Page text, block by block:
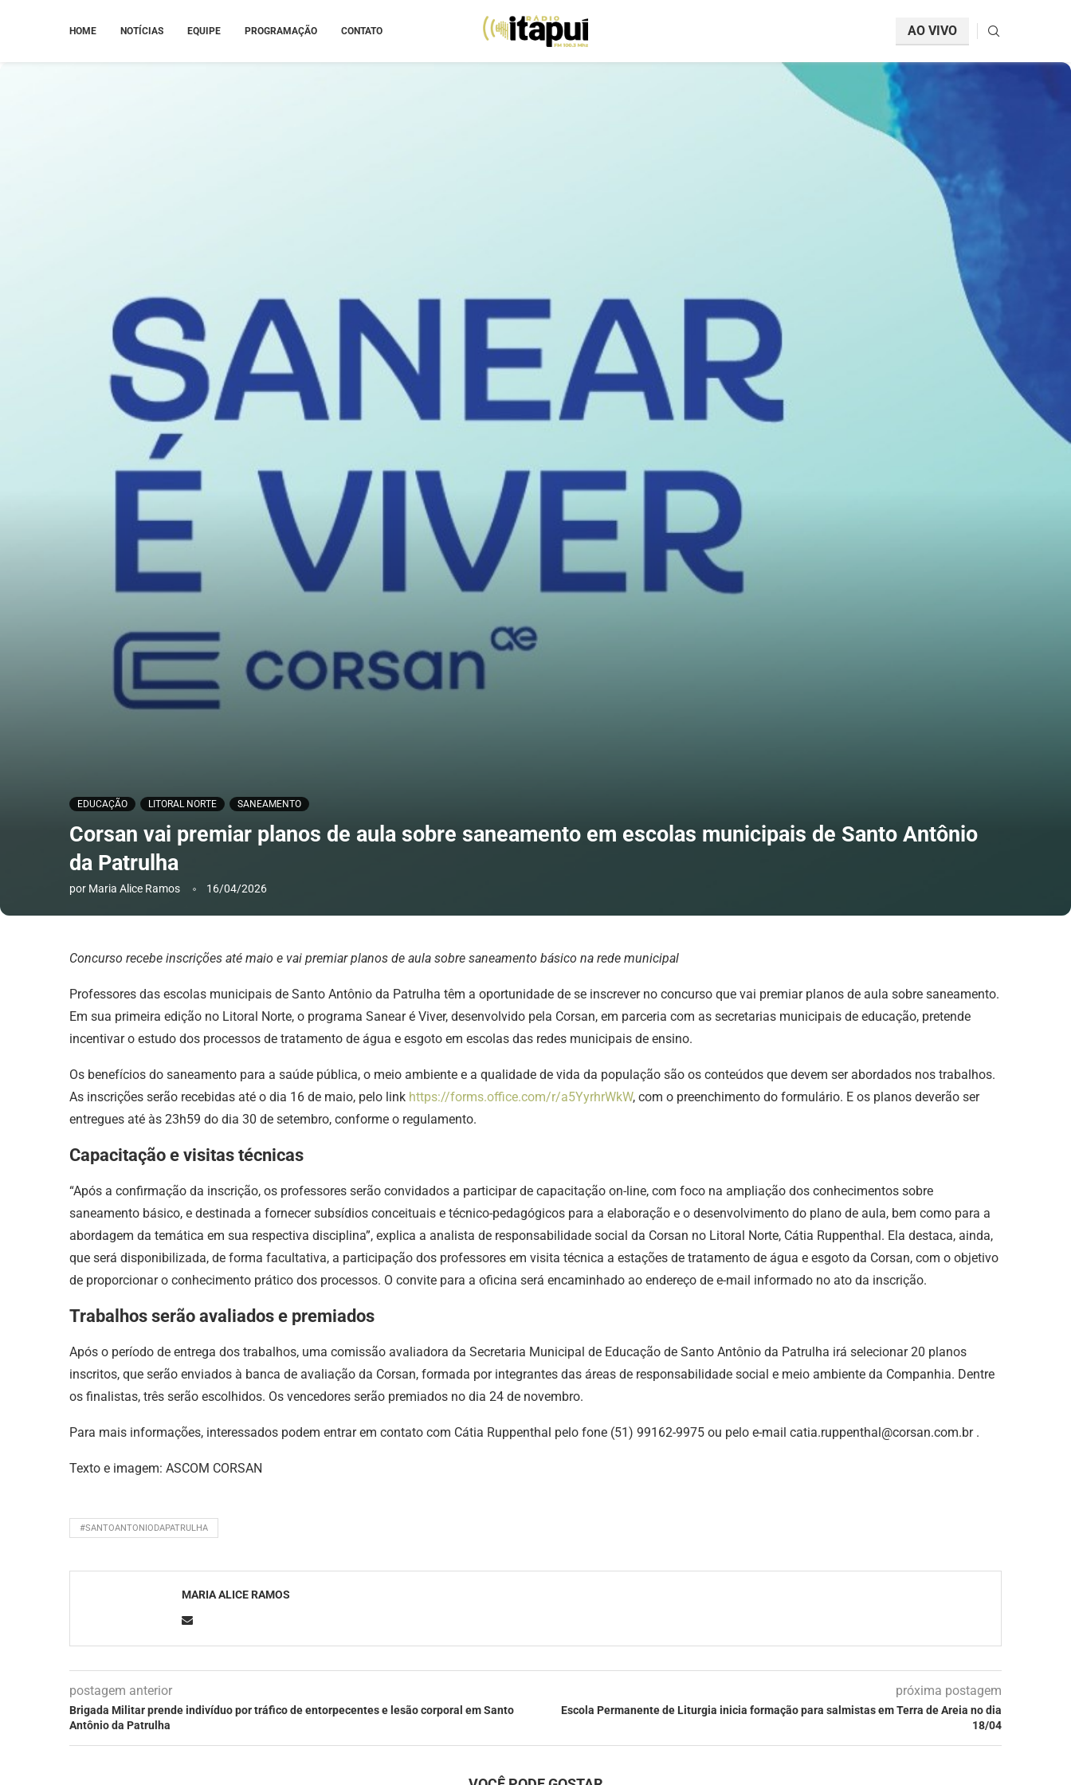
HOME NOTÍCIAS EQUIPE PROGRAMAÇÃO CONTATO AO VIVO
EDUCAÇÃO LITORAL NORTE SANEAMENTO
Corsan vai premiar planos de aula sobre saneamento em escolas municipais de Santo Antônio
da Patrulha
por Maria Alice Ramos 16/04/2026
Concurso recebe inscrições até maio e vai premiar planos de aula sobre saneamento básico na rede municipal
Professores das escolas municipais de Santo Antônio da Patrulha têm a oportunidade de se inscrever no concurso que vai premiar planos de aula sobre saneamento.
Em sua primeira edição no Litoral Norte, o programa Sanear é Viver, desenvolvido pela Corsan, em parceria com as secretarias municipais de educação, pretende
incentivar o estudo dos processos de tratamento de água e esgoto em escolas das redes municipais de ensino.
Os benefícios do saneamento para a saúde pública, o meio ambiente e a qualidade de vida da população são os conteúdos que devem ser abordados nos trabalhos.
As inscrições serão recebidas até o dia 16 de maio, pelo link https://forms.office.com/r/a5YyrhrWkW, com o preenchimento do formulário. E os planos deverão ser
entregues até às 23h59 do dia 30 de setembro, conforme o regulamento.
Capacitação e visitas técnicas
“Após a confirmação da inscrição, os professores serão convidados a participar de capacitação on-line, com foco na ampliação dos conhecimentos sobre
saneamento básico, e destinada a fornecer subsídios conceituais e técnico-pedagógicos para a elaboração e o desenvolvimento do plano de aula, bem como para a
abordagem da temática em sua respectiva disciplina”, explica a analista de responsabilidade social da Corsan no Litoral Norte, Cátia Ruppenthal. Ela destaca, ainda,
que será disponibilizada, de forma facultativa, a participação dos professores em visita técnica a estações de tratamento de água e esgoto da Corsan, com o objetivo
de proporcionar o conhecimento prático dos processos. O convite para a oficina será encaminhado ao endereço de e-mail informado no ato da inscrição.
Trabalhos serão avaliados e premiados
Após o período de entrega dos trabalhos, uma comissão avaliadora da Secretaria Municipal de Educação de Santo Antônio da Patrulha irá selecionar 20 planos
inscritos, que serão enviados à banca de avaliação da Corsan, formada por integrantes das áreas de responsabilidade social e meio ambiente da Companhia. Dentre
os finalistas, três serão escolhidos. Os vencedores serão premiados no dia 24 de novembro.
Para mais informações, interessados podem entrar em contato com Cátia Ruppenthal pelo fone (51) 99162-9975 ou pelo e-mail catia.ruppenthal@corsan.com.br.
Texto e imagem: ASCOM CORSAN
#SANTOANTONIODAPATRULHA
MARIA ALICE RAMOS
postagem anterior
Brigada Militar prende indivíduo por tráfico de entorpecentes e lesão corporal em Santo
Antônio da Patrulha
próxima postagem
Escola Permanente de Liturgia inicia formação para salmistas em Terra de Areia no dia
18/04